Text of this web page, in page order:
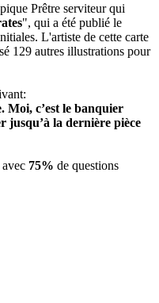
Prêtre serviteur qui
", qui a été publié le
L'artiste de cette carte
129 autres illustrations pour
Moi, c’est le banquier
jusqu’à la dernière pièce
75% de questions